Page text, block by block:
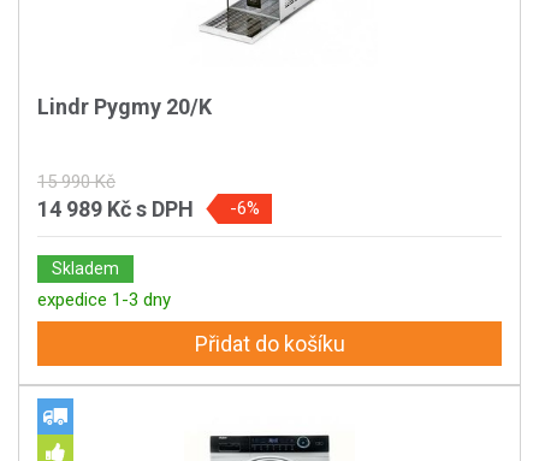
Lindr Pygmy 20/K
15 990 Kč
14 989 Kčs DPH -6%
Skladem
expedice 1-3 dny
Přidat do košíku